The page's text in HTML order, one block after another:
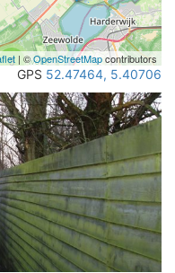
3 | ©OpenStreetMapcontributors
GPS 52.47464, 5.40706